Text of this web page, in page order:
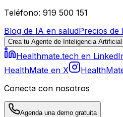
Teléfono: 919 500 151
Blog de IA en saludPrecios de
Crea tu Agente de Inteligencia Artificial
Healthmate.tech en
HealthMate en X
Conecta con nosotros
Agenda una demo gratuita